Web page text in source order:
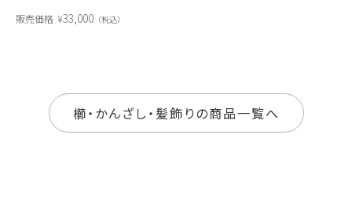
販売価格 ¥33,000 税込
櫛・かんざし・髪飾りの商品一覧へ